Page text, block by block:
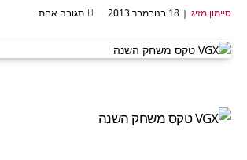
סיימון מזיג 18 בנובמבר 2013 תגובה אחת